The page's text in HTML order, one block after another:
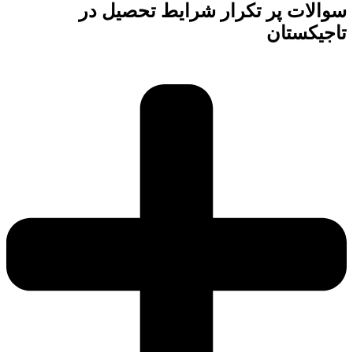
سوالات پر تکرار شرایط تحصیل در
تاجیکستان